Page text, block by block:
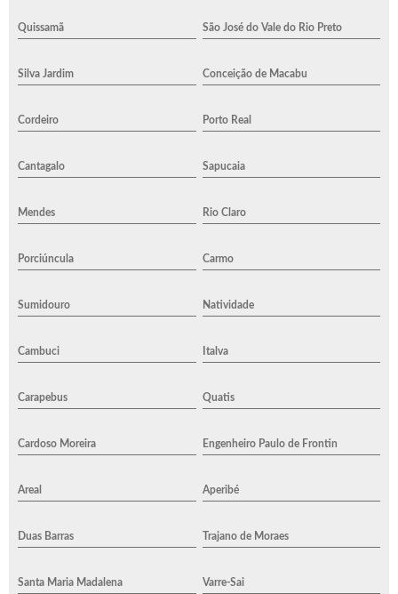
Quissamã São José do Vale do Rio Preto
Silva Jardim Conceição de Macabu
Cordeiro Porto Real
Cantagalo Sapucaia
Mendes Rio Claro
Porciúncula Carmo
Sumidouro Natividade
Cambuci Italva
Carapebus Quatis
Cardoso Moreira Engenheiro Paulo de Frontin
Areal Aperibé
Duas Barras Trajano de Moraes
Santa Maria Madalena Varre-Sai